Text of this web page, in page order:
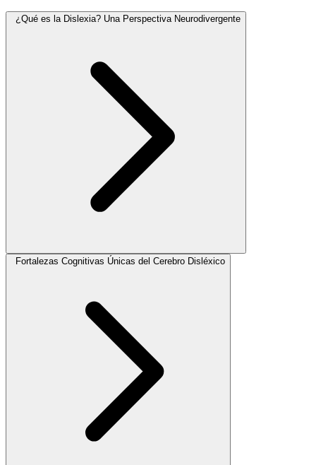
¿Qué es la Dislexia? Una Perspectiva Neurodivergente
Fortalezas Cognitivas Únicas del Cerebro Disléxico